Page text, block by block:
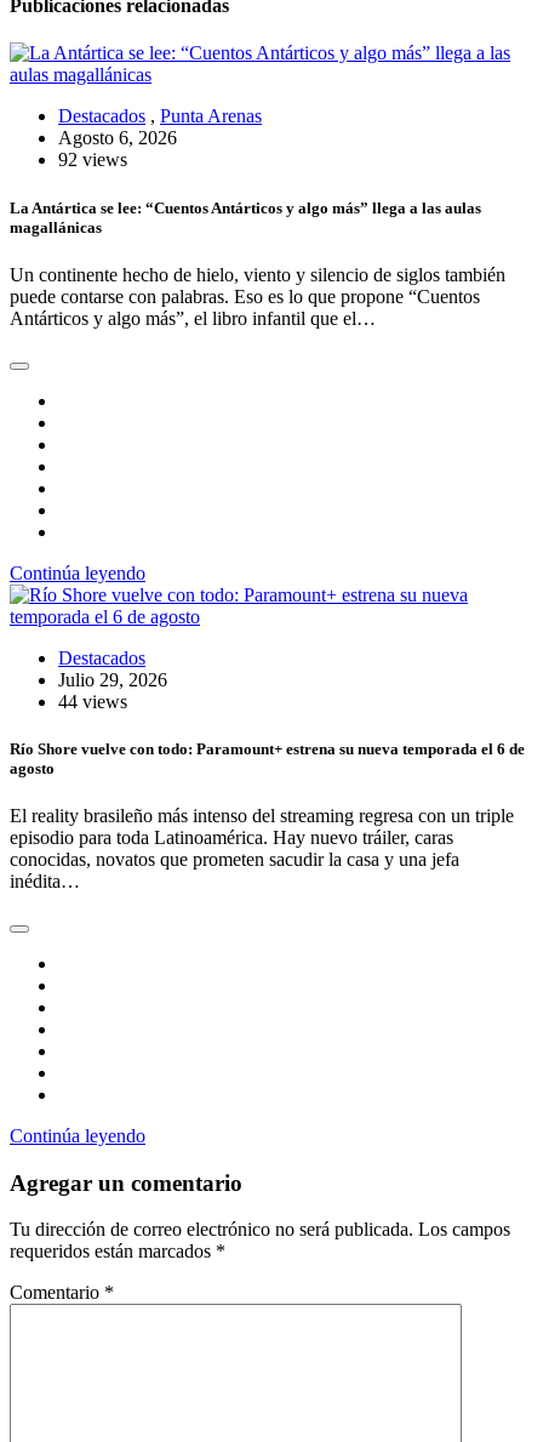
Publicaciones relacionadas
Destacados , Punta Arenas
Agosto 6, 2026
92 views
La Antártica se lee: “Cuentos Antárticos y algo más” llega a las aulas
magallánicas
Un continente hecho de hielo, viento y silencio de siglos también
puede contarse con palabras. Eso es lo que propone “Cuentos
Antárticos y algo más”, el libro infantil que el…
Continúa leyendo
Destacados
Julio 29, 2026
44 views
Río Shore vuelve con todo: Paramount+ estrena su nueva temporada el 6 de
agosto
El reality brasileño más intenso del streaming regresa con un triple
episodio para toda Latinoamérica. Hay nuevo tráiler, caras
conocidas, novatos que prometen sacudir la casa y una jefa
inédita…
Continúa leyendo
Agregar un comentario
Tu dirección de correo electrónico no será publicada. Los campos
requeridos están marcados *
Comentario *